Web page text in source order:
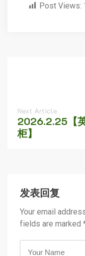
Post Views:
Next Article
2026.2.25【
柜】
发表回复
Your email
fields are marked